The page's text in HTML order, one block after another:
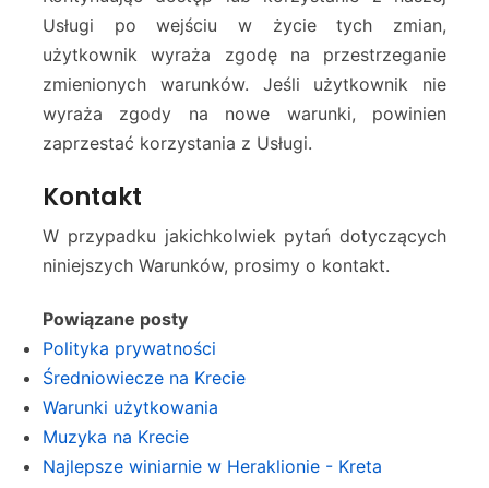
Usługi po wejściu w życie tych zmian,
użytkownik wyraża zgodę na przestrzeganie
zmienionych warunków. Jeśli użytkownik nie
wyraża zgody na nowe warunki, powinien
zaprzestać korzystania z Usługi.
Kontakt
W przypadku jakichkolwiek pytań dotyczących
niniejszych Warunków, prosimy o kontakt.
Powiązane posty
Polityka prywatności
Średniowiecze na Krecie
Warunki użytkowania
Muzyka na Krecie
Najlepsze winiarnie w Heraklionie - Kreta